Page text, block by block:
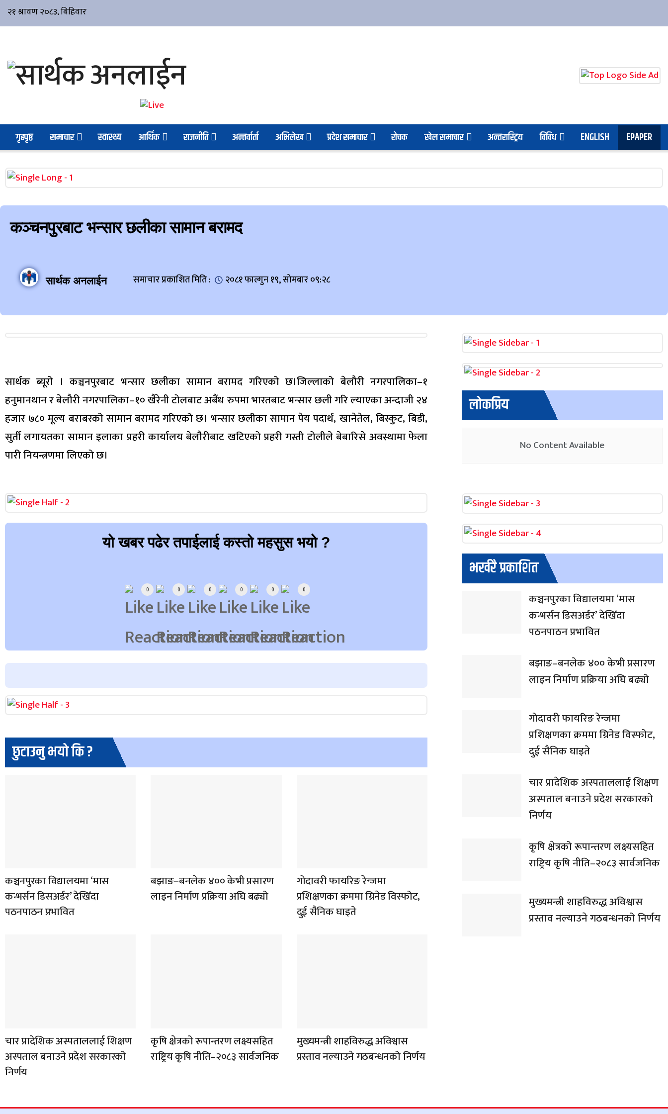
गृहपृष्ठ समाचार स्वास्थ्य आर्थिक राजनीति अन्तर्वार्ता अभिलेख प्रदेश समाचार रोचक खेल समाचार अन्तरास्ट्रिय विविध ENGLISH EPAPER
कञ्चनपुरबाट भन्सार छलीका सामान बरामद
सार्थक अनलाईन समाचार प्रकाशित मिति : २०८१ फाल्गुन १९, सोमबार ०९:२८
सार्थक ब्यूरो । कञ्चनपुरबाट भन्सार छलीका सामान बरामद गरिएको छ।जिल्लाको बेलौरी नगरपालिका–१
हनुमानथान र बेलौरी नगरपालिका–१० खैरेनी टोलबाट अबैंध रुपमा भारतबाट भन्सार छली गरि ल्याएका अन्दाजी २४
हजार ७८० मूल्य बराबरको सामान बरामद गरिएको छ। भन्सार छलीका सामान पेय पदार्थ, खानेतेल, बिस्कुट, बिडी,
सुर्ती लगायतका सामान इलाका प्रहरी कार्यालय बेलौरीबाट खटिएको प्रहरी गस्ती टोलीले बेबारिसे अवस्थामा फेला
पारी नियन्त्रणमा लिएको छ।
यो खबर पढेर तपाईलाई कस्तो महसुस भयो ?
0 0 0 0 0 0
छुटाउनु भयो कि ?
कञ्चनपुरका विद्यालयमा ‘मास
कन्भर्सन डिसअर्डर’ देखिँदा
पठनपाठन प्रभावित
बझाङ–बनलेक ४०० केभी प्रसारण
लाइन निर्माण प्रक्रिया अघि बढ्यो
गोदावरी फायरिङ रेन्जमा
प्रशिक्षणका क्रममा ग्रिनेड विस्फोट,
दुई सैनिक घाइते
चार प्रादेशिक अस्पताललाई शिक्षण
अस्पताल बनाउने प्रदेश सरकारको
निर्णय
कृषि क्षेत्रको रूपान्तरण लक्ष्यसहित
राष्ट्रिय कृषि नीति–२०८३ सार्वजनिक
मुख्यमन्त्री शाहविरुद्ध अविश्वास
प्रस्ताव नल्याउने गठबन्धनको निर्णय
लोकप्रिय
No Content Available
भर्खरै प्रकाशित
कञ्चनपुरका विद्यालयमा ‘मास
कन्भर्सन डिसअर्डर’ देखिँदा
पठनपाठन प्रभावित
बझाङ–बनलेक ४०० केभी प्रसारण
लाइन निर्माण प्रक्रिया अघि बढ्यो
गोदावरी फायरिङ रेन्जमा
प्रशिक्षणका क्रममा ग्रिनेड विस्फोट,
दुई सैनिक घाइते
चार प्रादेशिक अस्पताललाई शिक्षण
अस्पताल बनाउने प्रदेश सरकारको
निर्णय
कृषि क्षेत्रको रूपान्तरण लक्ष्यसहित
राष्ट्रिय कृषि नीति–२०८३ सार्वजनिक
मुख्यमन्त्री शाहविरुद्ध अविश्वास
प्रस्ताव नल्याउने गठबन्धनको निर्णय